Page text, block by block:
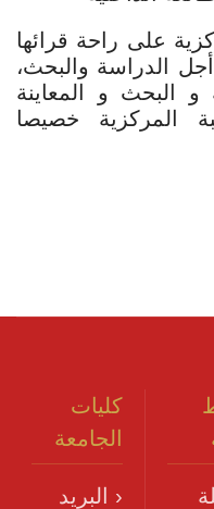
على راحة قرائها
الدراسة والبحث،
البحث و المعاينة
المركزية خصيصا
كليات
الجامعة
‹ البريد